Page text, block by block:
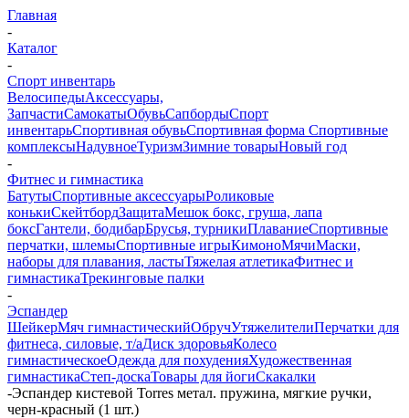
Главная
-
Каталог
-
Спорт инвентарь
ВелосипедыАксессуары,
ЗапчастиСамокатыОбувьСапбордыСпорт
инвентарьСпортивная обувьСпортивная форма Спортивные
комплексыНадувноеТуризмЗимние товарыНовый год
-
Фитнес и гимнастика
БатутыСпортивные аксессуарыРоликовые
конькиСкейтбордЗащитаМешок бокс, груша, лапа
боксГантели, бодибарБрусья, турникиПлаваниеСпортивные
перчатки, шлемыСпортивные игрыКимоноМячиМаски,
наборы для плавания, ластыТяжелая атлетикаФитнес и
гимнастикаТрекинговые палки
-
Эспандер
ШейкерМяч гимнастическийОбручУтяжелителиПерчатки для
фитнеса, силовые, т/аДиск здоровьяКолесо
гимнастическоеОдежда для похуденияХудожественная
гимнастикаСтеп-доскаТовары для йогиСкакалки
-Эспандер кистевой Torres метал. пружина, мягкие ручки,
черн-красный (1 шт.)